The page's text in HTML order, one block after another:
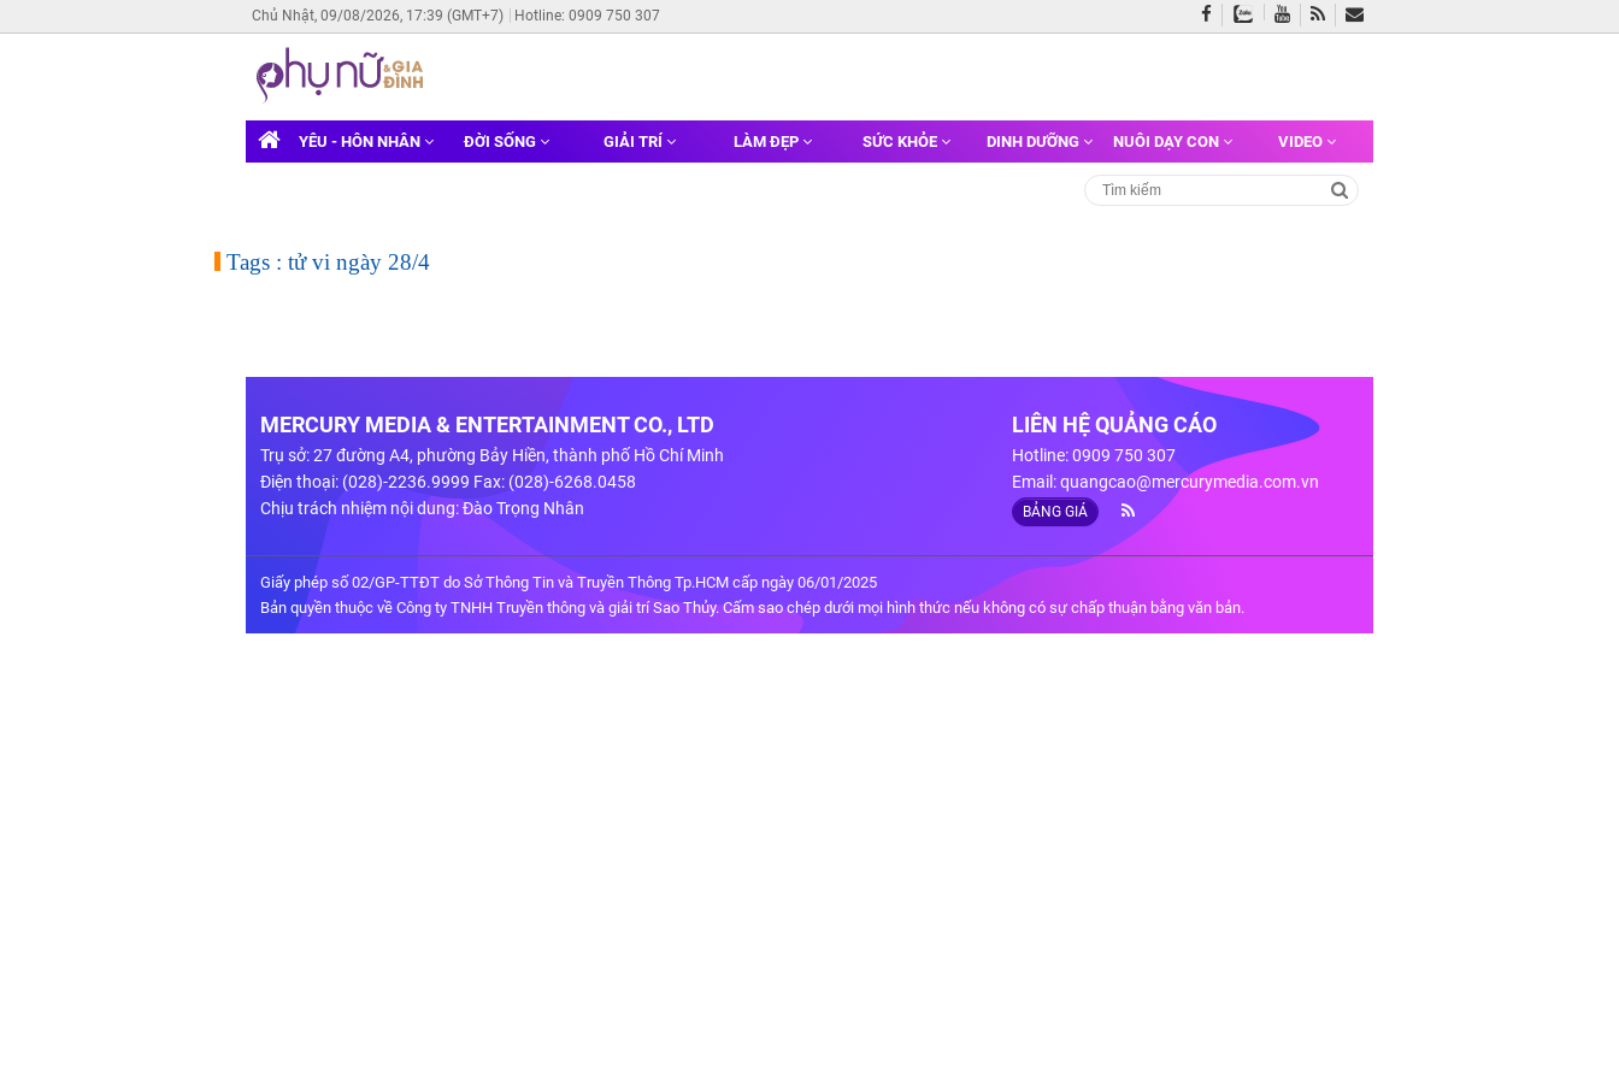
Chủ Nhật, 09/08/2026, 17:39 (GMT+7) Hotline: 0909 750 307
YÊU - HÔN NHÂN ĐỜI SỐNG GIẢI TRÍ LÀM ĐẸP SỨC KHỎE DINH DƯỠNG NUÔI DẠY CON VIDEO
Tags : tử vi ngày 28/4
MERCURY MEDIA & ENTERTAINMENT CO., LTD
Trụ sở: 27 đường A4, phường Bảy Hiền, thành phố Hồ Chí Minh
Điện thoại: (028)-2236.9999 Fax: (028)-6268.0458
Chịu trách nhiệm nội dung: Đào Trọng Nhân
LIÊN HỆ QUẢNG CÁO
Hotline: 0909 750 307
Email:quangcao@mercurymedia.com.vn
BẢNG GIÁ
Giấy phép số 02/GP-TTĐT do Sở Thông Tin và Truyền Thông Tp.HCM cấp ngày 06/01/2025
Bản quyền thuộc về Công ty TNHH Truyền thông và giải trí Sao Thủy. Cấm sao chép dưới mọi hình thức nếu không có sự chấp thuận bằng văn bản.